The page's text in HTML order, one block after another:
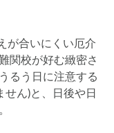
が合いにくい厄介
関校が好む緻密さ
るう日に注意する
ん)と、日後や日